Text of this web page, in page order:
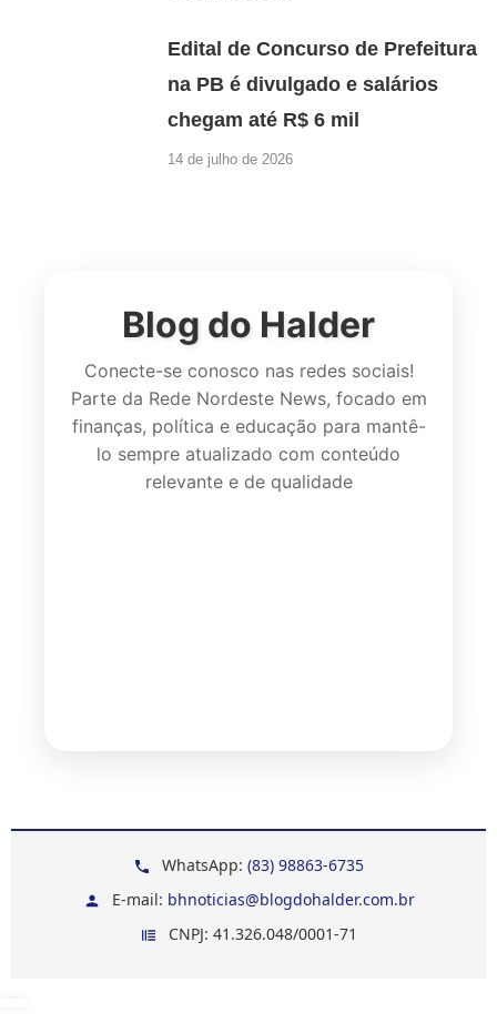
Edital de Concurso de Prefeitura
na PB é divulgado e salários
chegam até R$ 6 mil
14 de julho de 2026
Blog do Halder
Conecte-se conosco nas redes sociais!
Parte da Rede Nordeste News, focado em
finanças, política e educação para mantê-
lo sempre atualizado com conteúdo
relevante e de qualidade
WhatsApp: (83) 98863-6735
E-mail: bhnoticias@blogdohalder.com.br
CNPJ: 41.326.048/0001-71